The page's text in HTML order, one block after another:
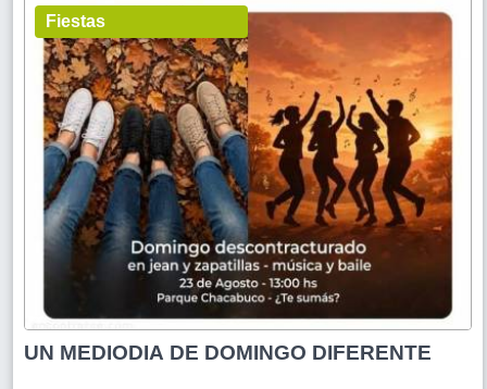
Fiestas
UN MEDIODIA DE DOMINGO DIFERENTE